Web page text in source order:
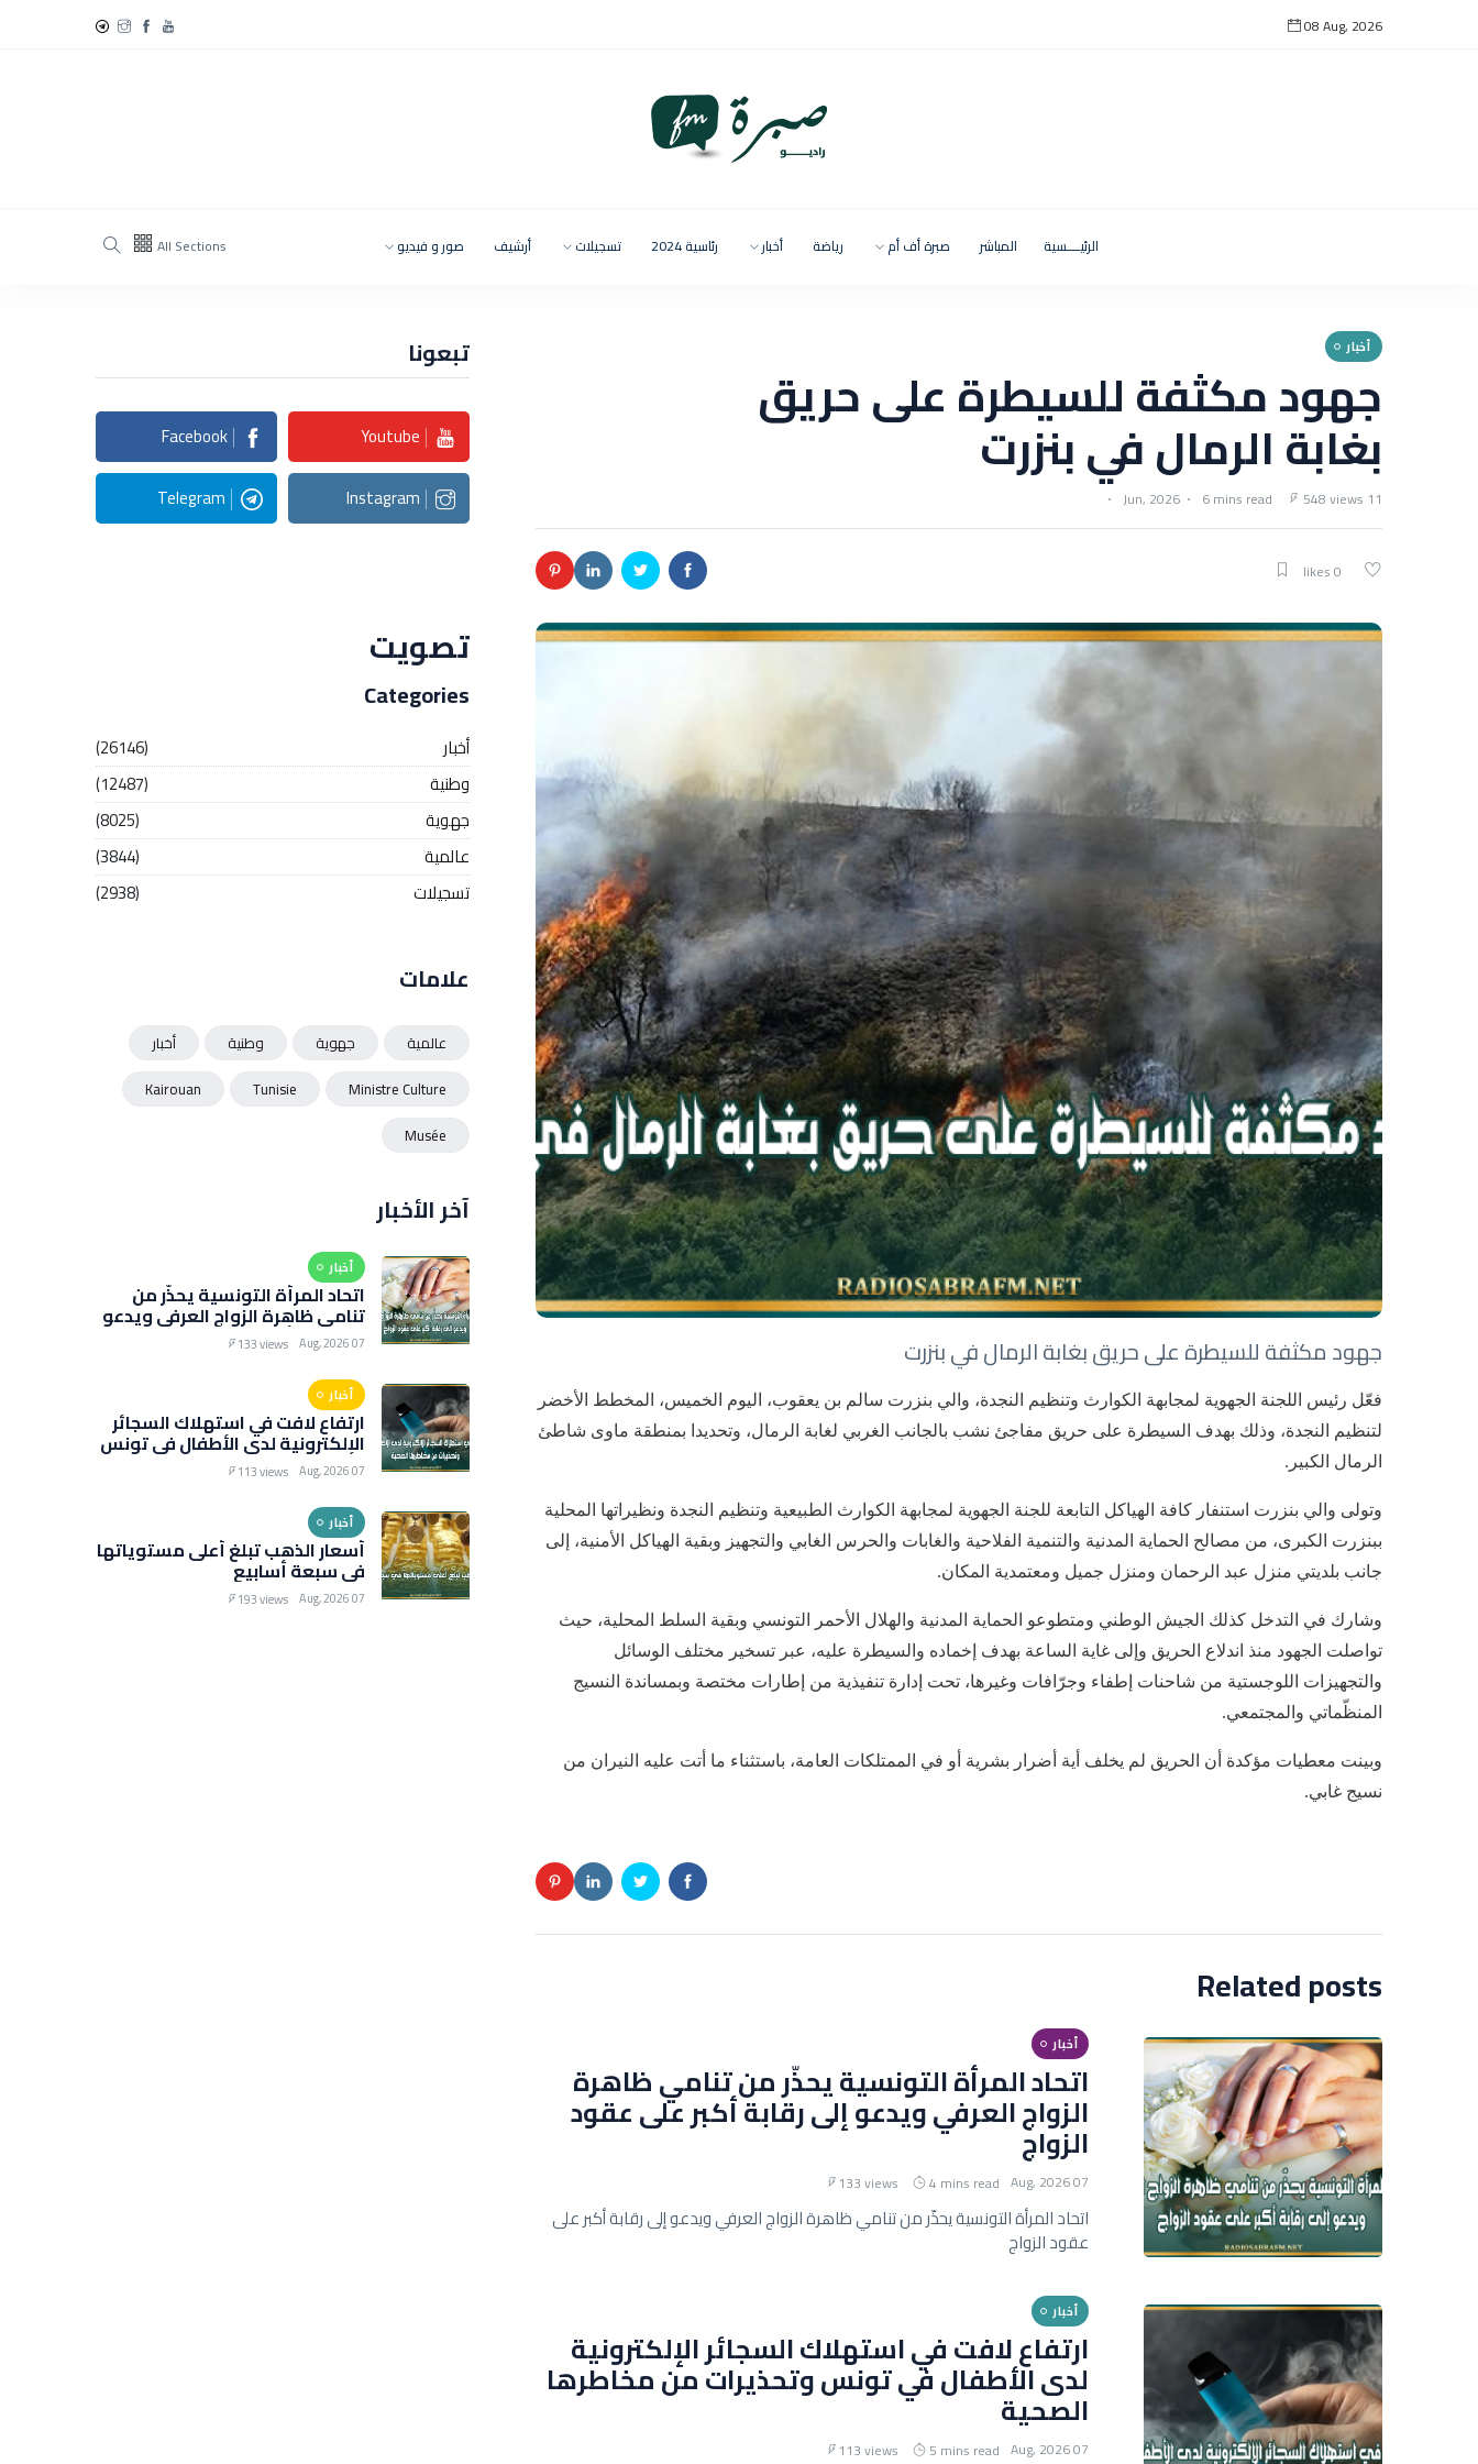
08 Aug, 2026
All Sections الرئيــــسية المباشر صبرة أف أم رياضة أخبار رئاسية 2024 تسجيلات أرشيف صور و فيديو
أخبار
جهود مكثفة للسيطرة على حريق
بغابة الرمال في بنزرت
11 Jun, 2026
6 mins read 548 views
جهود مكثفة للسيطرة على حريق بغابة الرمال في بنزرت
فعّل رئيس اللجنة الجهوية لمجابهة الكوارث وتنظيم النجدة، والي بنزرت سالم بن يعقوب، اليوم الخميس، المخطط الأخضر
لتنظيم النجدة، وذلك بهدف السيطرة على حريق مفاجئ نشب بالجانب الغربي لغابة الرمال، وتحديدا بمنطقة ماوى شاطئ
الرمال الكبير.
وتولى والي بنزرت استنفار كافة الهياكل التابعة للجنة الجهوية لمجابهة الكوارث الطبيعية وتنظيم النجدة ونظيراتها المحلية
ببنزرت الكبرى، من مصالح الحماية المدنية والتنمية الفلاحية والغابات والحرس الغابي والتجهيز وبقية الهياكل الأمنية، إلى
جانب بلديتي منزل عبد الرحمان ومنزل جميل ومعتمدية المكان.
وشارك في التدخل كذلك الجيش الوطني ومتطوعو الحماية المدنية والهلال الأحمر التونسي وبقية السلط المحلية، حيث
تواصلت الجهود منذ اندلاع الحريق وإلى غاية الساعة بهدف إخماده والسيطرة عليه، عبر تسخير مختلف الوسائل
والتجهيزات اللوجستية من شاحنات إطفاء وجرّافات وغيرها، تحت إدارة تنفيذية من إطارات مختصة وبمساندة النسيج
المنظّماتي والمجتمعي.
وبينت معطيات مؤكدة أن الحريق لم يخلف أية أضرار بشرية أو في الممتلكات العامة، باستثناء ما أتت عليه النيران من
نسيج غابي.
Related posts
أخبار
اتحاد المرأة التونسية يحذّر من تنامي ظاهرة
الزواج العرفي ويدعو إلى رقابة أكبر على عقود
الزواج
07 Aug, 2026
4 mins read
133 views
اتحاد المرأة التونسية يحذّر من تنامي ظاهرة الزواج العرفي ويدعو إلى رقابة أكبر على
عقود الزواج
أخبار
ارتفاع لافت في استهلاك السجائر الإلكترونية
لدى الأطفال في تونس وتحذيرات من مخاطرها
الصحية
07 Aug, 2026
5 mins read
113 views
تبعونا
Youtube
Facebook
Instagram
Telegram
تصويت
Categories
أخبار
(26146)
وطنية
(12487)
جهوية
(8025)
عالمية
(3844)
تسجيلات
(2938)
علامات
عالمية جهوية وطنية
أخبار
Ministre Culture
Tunisie
Kairouan
Musée
آخر الأخبار
أخبار
اتحاد المرأة التونسية يحذّر من
تنامي ظاهرة الزواج العرفي ويدعو
إلى رقابة أكبر على عقود الزواج
07 Aug, 2026
133 views
أخبار
ارتفاع لافت في استهلاك السجائر
الإلكترونية لدى الأطفال في تونس
وتحذيرات من مخاطرها الصحية
07 Aug, 2026
113 views
أخبار
أسعار الذهب تبلغ أعلى مستوياتها
في سبعة أسابيع
07 Aug, 2026
193 views